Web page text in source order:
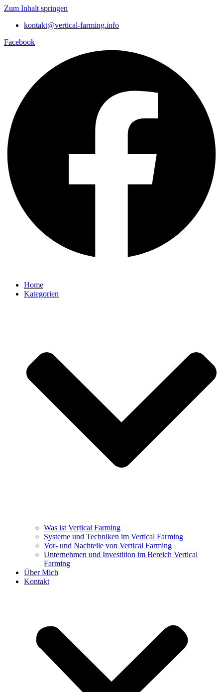
Zum Inhalt springen
kontakt@vertical-farming.info
Facebook
Home
Kategorien
Was ist Vertical Farming
Systeme und Techniken im Vertical Farming
Vor- und Nachteile von Vertical Farming
Unternehmen und Investition im Bereich Vertical
Farming
Über Mich
Kontakt